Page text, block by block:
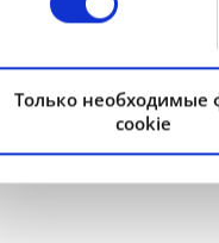
Только необходимые
cookie